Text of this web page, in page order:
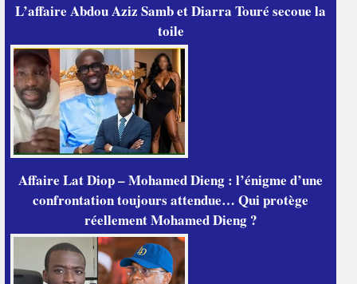
L’affaire Abdou Aziz Samb et Diarra Touré secoue la
toile
Affaire Lat Diop – Mohamed Dieng : l’énigme d’une
confrontation toujours attendue… Qui protège
réellement Mohamed Dieng ?